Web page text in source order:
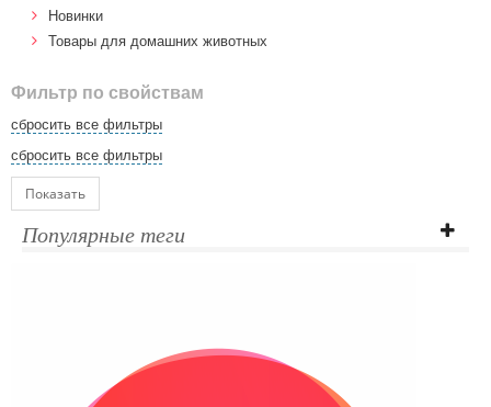
Новинки
Товары для домашних животных
Фильтр по свойствам
сбросить все фильтры
сбросить все фильтры
Показать
Популярные теги